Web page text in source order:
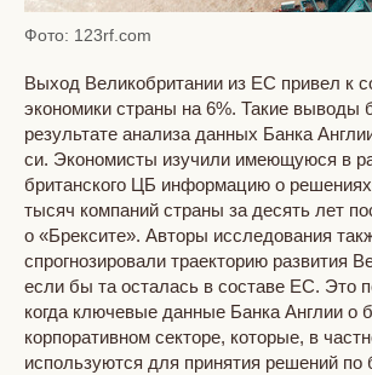
Фото: 123rf.com
Выход Великобритании из ЕС привел к
экономики страны на 6%. Такие
результате анализа данных Банка
си. Экономисты изучили имеющуюся в
британского ЦБ информацию о решениях
тысяч компаний страны за десять лет
о «Брексите». Авторы исследования
спрогнозировали траекторию развития
если бы та осталась в составе ЕС. Это
когда ключевые данные Банка Англии о
корпоративном секторе, которые, в
используются для принятия решений по